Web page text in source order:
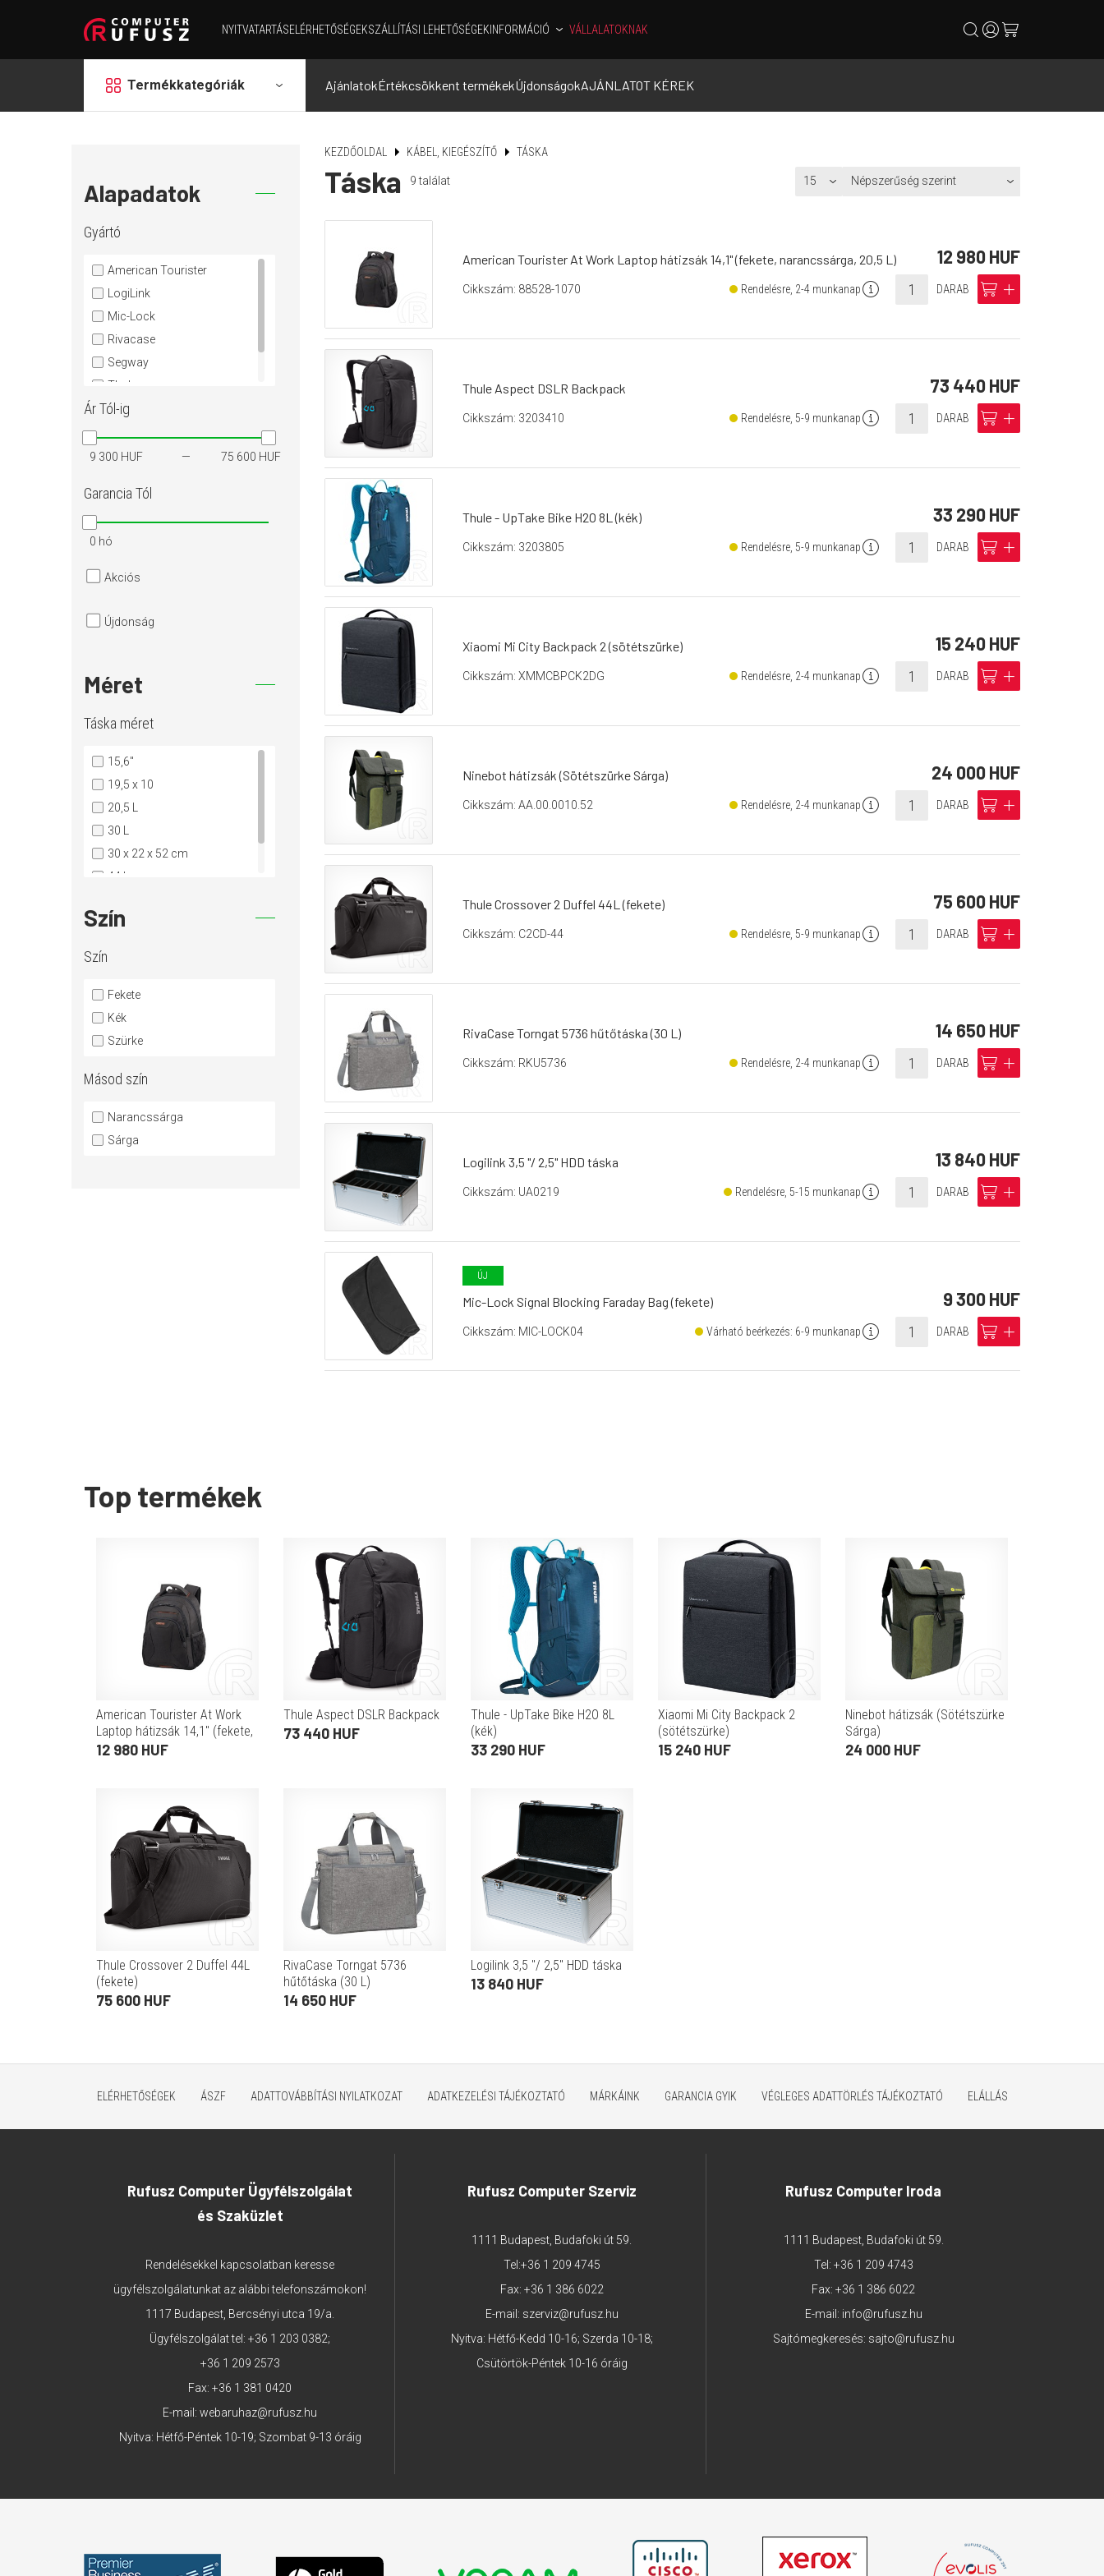
NYITVATARTÁSELÉRHETŐSÉGEKSZÁLLÍTÁSI LEHETŐSÉGEKINFORMÁCIÓ VÁLLALATOKNAK search usercart
grid Termékkategóriák AjánlatokÉrtékcsökkent termékekÚjdonságokAJÁNLATOT KÉREK
KEZDŐOLDAL KÁBEL, KIEGÉSZÍTŐ TÁSKA
Táska 9 találat
American Tourister At Work Laptop hátizsák 14,1" (fekete, narancssárga, 20,5 L) 12 980 HUF
Cikkszám: 88528-1070 Rendelésre, 2-4 munkanapinfo DARAB cart add
Thule Aspect DSLR Backpack 73 440 HUF
Cikkszám: 3203410 Rendelésre, 5-9 munkanapinfo DARAB cart add
Thule - UpTake Bike H2O 8L (kék) 33 290 HUF
Cikkszám: 3203805 Rendelésre, 5-9 munkanapinfo DARAB cart add
Xiaomi Mi City Backpack 2 (sötétszürke) 15 240 HUF
Cikkszám: XMMCBPCK2DG Rendelésre, 2-4 munkanapinfo DARAB cart add
Ninebot hátizsák (Sötétszürke Sárga) 24 000 HUF
Cikkszám: AA.00.0010.52 Rendelésre, 2-4 munkanapinfo DARAB cart add
Thule Crossover 2 Duffel 44L (fekete) 75 600 HUF
Cikkszám: C2CD-44 Rendelésre, 5-9 munkanapinfo DARAB cart add
RivaCase Torngat 5736 hűtőtáska (30 L) 14 650 HUF
Cikkszám: RKU5736 Rendelésre, 2-4 munkanapinfo DARAB cart add
Logilink 3,5 "/ 2,5" HDD táska 13 840 HUF
Cikkszám: UA0219 Rendelésre, 5-15 munkanapinfo DARAB cart add
ÚJ
Mic-Lock Signal Blocking Faraday Bag (fekete) 9 300 HUF
Cikkszám: MIC-LOCK04 Várható beérkezés: 6-9 munkanapinfo DARAB cart add
Alapadatok
Gyártó
American Tourister
LogiLink
Mic-Lock
Rivacase
Segway
Thule
Xiaomi
ÁrTól-ig
9 300 HUF 75 600 HUF
Garancia Tól
0 hó
Akciós
Újdonság
Méret
Táska méret
15,6"
19,5 x 10
20,5 L
30 L
30 x 22 x 52 cm
44 L
Szín
Szín
Fekete
Kék
Szürke
Másod szín
Narancssárga
Sárga
Top termékek
American Tourister At Work
Laptop hátizsák 14,1" (fekete,
narancssárga, 20,5 L)
12 980 HUF
Thule Aspect DSLR Backpack
73 440 HUF
Thule - UpTake Bike H2O 8L
(kék)
33 290 HUF
Xiaomi Mi City Backpack 2
(sötétszürke)
15 240 HUF
Ninebot hátizsák (Sötétszürke
Sárga)
24 000 HUF
Thule Crossover 2 Duffel 44L
(fekete)
75 600 HUF
RivaCase Torngat 5736
hűtőtáska (30 L)
14 650 HUF
Logilink 3,5 "/ 2,5" HDD táska
13 840 HUF
ELÉRHETŐSÉGEK ÁSZF ADATTOVÁBBÍTÁSI NYILATKOZAT ADATKEZELÉSI TÁJÉKOZTATÓ MÁRKÁINK GARANCIA GYIK VÉGLEGES ADATTÖRLÉS TÁJÉKOZTATÓ ELÁLLÁS
Rufusz Computer Ügyfélszolgálat
és Szaküzlet
Rendelésekkel kapcsolatban keresse
ügyfélszolgálatunkat az alábbi telefonszámokon!
1117 Budapest, Bercsényi utca 19/a.
Ügyfélszolgálat tel:+36 1 203 0382;
+36 1 209 2573
Fax: +36 1 381 0420
E-mail:webaruhaz@rufusz.hu
Nyitva: Hétfő-Péntek 10-19; Szombat 9-13 óráig
Rufusz Computer Szerviz
1111 Budapest, Budafoki út 59.
Tel:+36 1 209 4745
Fax: +36 1 386 6022
E-mail: szerviz@rufusz.hu
Nyitva: Hétfő-Kedd 10-16; Szerda 10-18;
Csütörtök-Péntek 10-16 óráig
Rufusz Computer Iroda
1111 Budapest, Budafoki út 59.
Tel: +36 1 209 4743
Fax: +36 1 386 6022
E-mail: info@rufusz.hu
Sajtómegkeresés: sajto@rufusz.hu